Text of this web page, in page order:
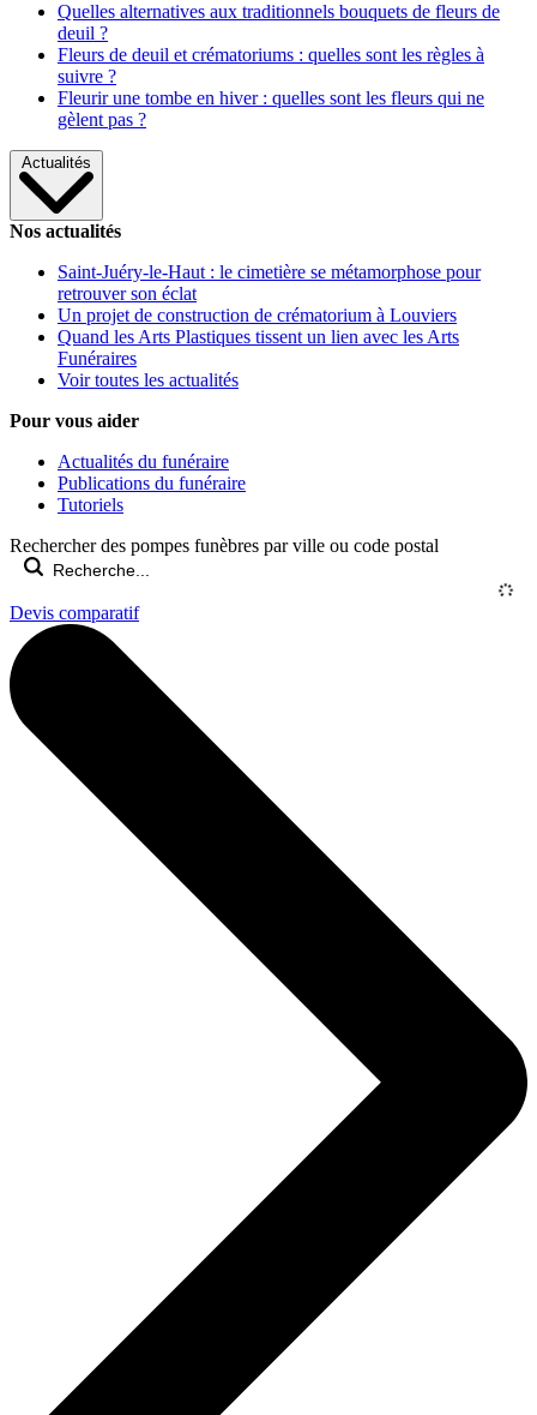
Quelles alternatives aux traditionnels bouquets de fleurs de
deuil ?
Fleurs de deuil et crématoriums : quelles sont les règles à
suivre ?
Fleurir une tombe en hiver : quelles sont les fleurs qui ne
gèlent pas ?
Actualités
Nos actualités
Saint-Juéry-le-Haut : le cimetière se métamorphose pour
retrouver son éclat
Un projet de construction de crématorium à Louviers
Quand les Arts Plastiques tissent un lien avec les Arts
Funéraires
Voir toutes les actualités
Pour vous aider
Actualités du funéraire
Publications du funéraire
Tutoriels
Rechercher des pompes funèbres par ville ou code postal
Devis comparatif